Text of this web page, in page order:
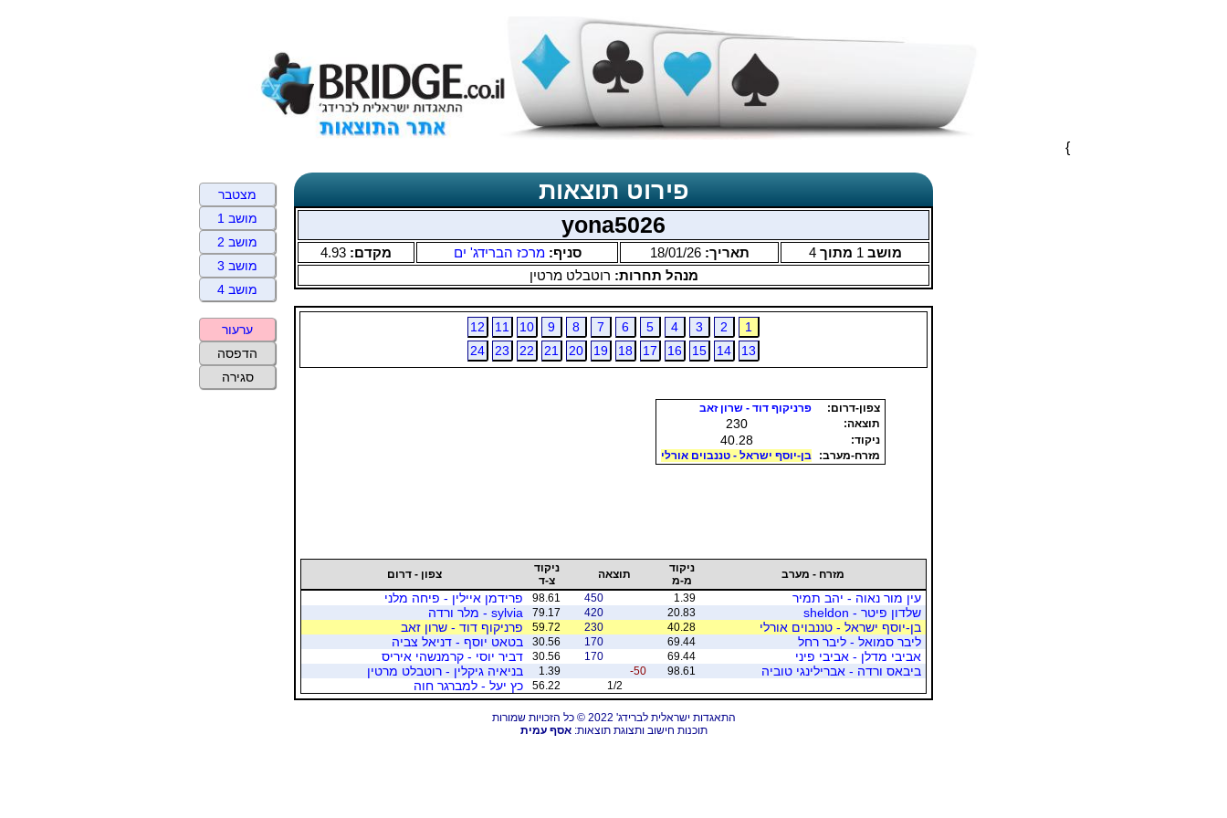
}
פירוט תוצאות
yona5026
מושב 1 מתוך4 תאריך:18/01/26 סניף:מרכז הברידג' ים מקדם: 4.93
מנהל תחרות: רוטבלט מרטין
1
2
3
4
5
6
7
8
9
10
11
12
13
14
15
16
17
18
19
20
21
22
23
24
צפון-דרום:
פרניקוף דוד - שרון זאב
תוצאה:
230
ניקוד: 40.28
מזרח-מערב: בן-יוסף ישראל - טננבוים אורלי
מזרח - מערב
ניקוד
מ-מ
תוצאה
ניקוד
צ-ד
צפון - דרום
עין מור נאוה - יהב תמיר 1.39
450
98.61
פרידמן איילין - פיחה מלני
שלדון פיטר - sheldon
20.83
420
79.17
sylvia - מלר ורדה
בן-יוסף ישראל - טננבוים אורלי
40.28
230
59.72
פרניקוף דוד - שרון זאב
ליבר סמואל - ליבר רחל
69.44
170
30.56
בטאט יוסף - דניאל צביה
אביבי מדלן - אביבי פיני
69.44
170
30.56
דביר יוסי - קרמנשהי איריס
ביבאס ורדה - אברילינגי טוביה
98.61
-50
1.39 בניאיה גיקלין - רוטבלט מרטין
1/2
56.22 כץ יעל - למברגר חוה
התאגדות ישראלית לברידג' 2022 © כל הזכויות שמורות
תוכנות חישוב ותצוגת תוצאות:אסף עמית
מצטבר
מושב 1
מושב 2
מושב 3
מושב 4
ערעור
הדפסה
סגירה